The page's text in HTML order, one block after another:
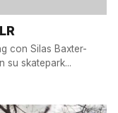
con Silas Baxter-
su skatepark...